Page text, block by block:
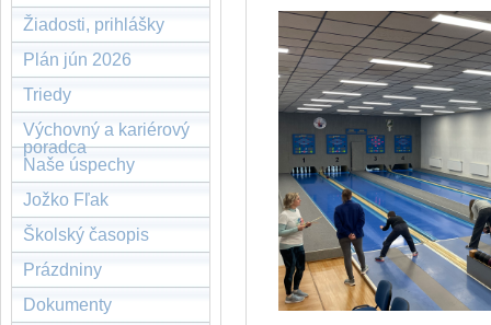
Žiadosti, prihlášky
Plán jún 2026
Triedy
Výchovný a kariérový
poradca
Naše úspechy
Jožko Fľak
Školský časopis
Prázdniny
Dokumenty